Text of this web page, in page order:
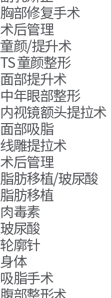
胸部修复手术
术后管理
童颜/提升术
TS 童颜整形
面部提升术
中年眼部整形
内视镜额头提拉术
面部吸脂
线雕提拉术
术后管理
脂肪移植/玻尿酸
脂肪移植
肉毒素
玻尿酸
轮廓针
身体
吸脂手术
腹部整形术